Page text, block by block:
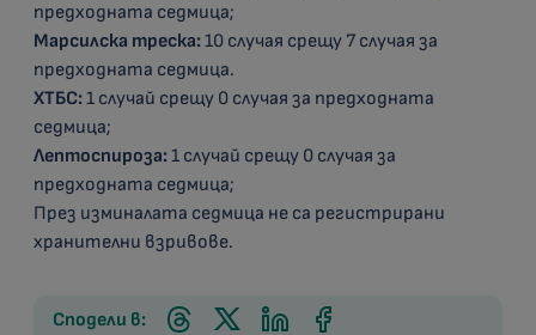
предходната седмица;
Марсилска треска:10 случая срещу 7 случая за
предходната седмица.
ХТБС:1 случай срещу 0 случая за предходната
седмица;
Лептоспироза:1 случай срещу 0 случая за
предходната седмица;
През изминалата седмица не са регистрирани
хранителни взривове.
Сподели в: